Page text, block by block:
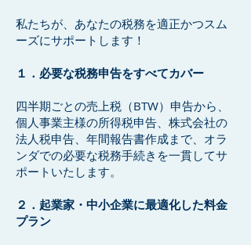
私たちが、あなたの税務を適正かつスム
ーズにサポートします！
１．必要な税務申告をすべてカバー
四半期ごとの売上税（BTW）申告から、
個人事業主様の所得税申告、株式会社の
法人税申告、年間報告書作成まで、オラ
ンダでの必要な税務手続きを一貫してサ
ポートいたします。
２．起業家・中小企業に最適化した料金
プラン